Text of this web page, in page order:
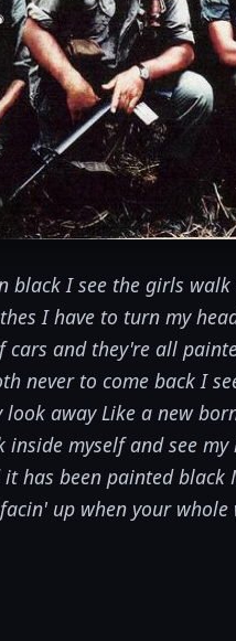
black I see the girls walk
I have to turn my
cars and they're all
never to come back I
away Like a new
myself and see my
has been painted black
up when your whole